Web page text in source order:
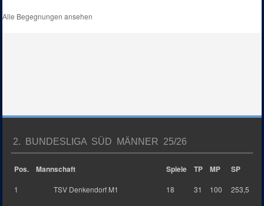
Alle Begegnungen ansehen
2. BUNDESLIGA SÜD MÄNNER 25/26
Pos. Mannschaft Spiele TP MP SP
1 TSV Denkendorf M1 18 31 100 253,5